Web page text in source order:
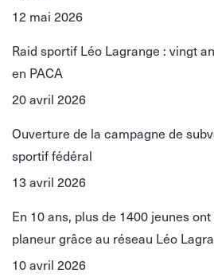
12 mai 2026
Raid sportif Léo Lagrange : vingt
en PACA
20 avril 2026
Ouverture de la campagne de
sportif fédéral
13 avril 2026
En 10 ans, plus de 1400 jeunes
planeur grâce au réseau Léo
10 avril 2026